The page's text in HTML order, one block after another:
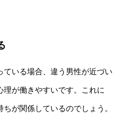
ている場合、違う男性が近づい
理が働きやすいです。これに
が関係しているのでしょう。